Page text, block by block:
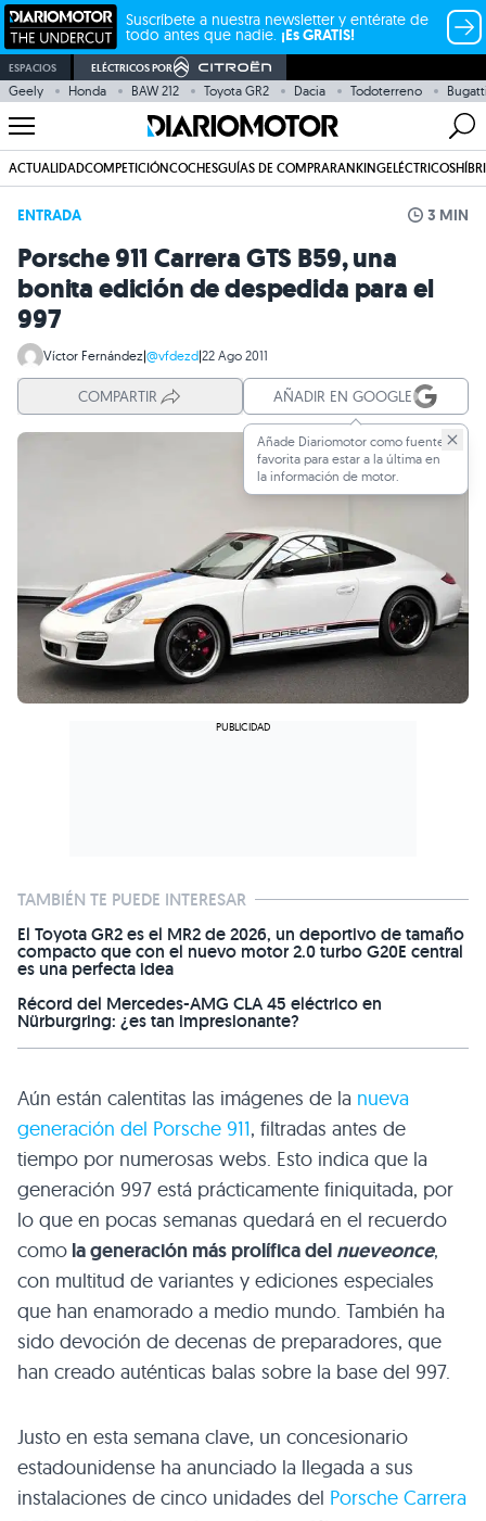
Suscríbete a nuestra newsletter y entérate de
todo antes que nadie. ¡Es GRATIS!
ESPACIOS ELÉCTRICOS POR
Geely Honda BAW 212 Toyota GR2 Dacia Todoterreno
ACTUALIDADCOMPETICIÓNCOCHESGUÍAS DE COMPRARANKINGELÉCTRICOS
ENTRADA 3 MIN
Porsche 911 Carrera GTS B59, una
bonita edición de despedida para el
997
Víctor Fernández|@vfdezd|22 Ago 2011
COMPARTIR AÑADIR EN GOOGLE
Añade Diariomotor como fuente
favorita para estar a la última en
la información de motor.
TAMBIÉN TE PUEDE INTERESAR
El Toyota GR2 es el MR2 de 2026, un deportivo de tamaño
compacto que con el nuevo motor 2.0 turbo G20E central
es una perfecta idea
Récord del Mercedes-AMG CLA 45 eléctrico en
Nürburgring: ¿es tan impresionante?
Aún están calentitas las imágenes de la nueva
generación del Porsche 911, filtradas antes de
tiempo por numerosas webs. Esto indica que la
generación 997 está prácticamente finiquitada, por
lo que en pocas semanas quedará en el recuerdo
como la generación más prolífica del nueveonce,
con multitud de variantes y ediciones especiales
que han enamorado a medio mundo. También ha
sido devoción de decenas de preparadores, que
han creado auténticas balas sobre la base del 997.
Justo en esta semana clave, un concesionario
estadounidense ha anunciado la llegada a sus
instalaciones de cinco unidades del Porsche Carrera